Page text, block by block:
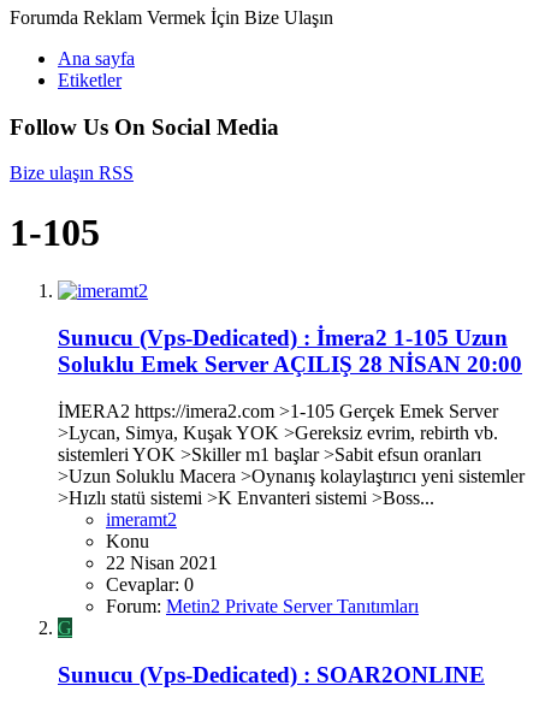
Forumda Reklam Vermek İçin Bize Ulaşın
Ana sayfa
Etiketler
Follow Us On Social Media
Bize ulaşın RSS
1-105
Sunucu (Vps-Dedicated) : İmera2 1-105 Uzun
Soluklu Emek Server AÇILIŞ 28 NİSAN 20:00
İMERA2 https://imera2.com >1-105 Gerçek Emek Server
>Lycan, Simya, Kuşak YOK >Gereksiz evrim, rebirth vb.
sistemleri YOK >Skiller m1 başlar >Sabit efsun oranları
>Uzun Soluklu Macera >Oynanış kolaylaştırıcı yeni sistemler
>Hızlı statü sistemi >K Envanteri sistemi >Boss...
imeramt2
Konu
22 Nisan 2021
Cevaplar: 0
Forum: Metin2 Private Server Tanıtımları
G
Sunucu (Vps-Dedicated) : SOAR2ONLINE